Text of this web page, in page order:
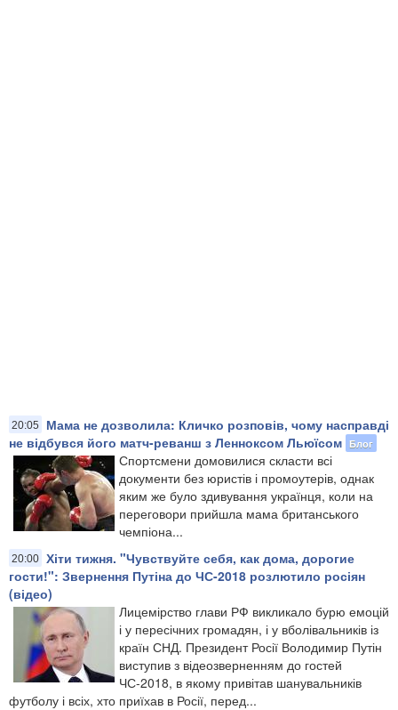
20:05
Мама не дозволила: Кличко розповів, чому насправді
не відбувся його матч-реванш з Ленноксом Льюїсом Блог
Спортсмени домовилися скласти всі
документи без юристів і промоутерів, однак
яким же було здивування українця, коли на
переговори прийшла мама британського
чемпіона...
20:00 Хіти тижня. "Чувствуйте себя, как дома, дорогие
гости!": Звернення Путіна до ЧС-2018 розлютило росіян
(відео)
Лицемірство глави РФ викликало бурю емоцій
і у пересічних громадян, і у вболівальників із
країн СНД. Президент Росії Володимир Путін
виступив з відеозверненням до гостей
ЧС-2018, в якому привітав шанувальників
футболу і всіх, хто приїхав в Росії, перед...